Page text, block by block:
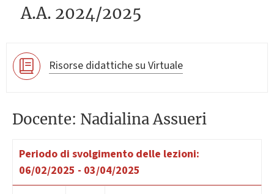
A.A. 2024/2025
Risorse didattiche su Virtuale
Docente: Nadialina Assueri
Periodo di svolgimento delle lezioni:
06/02/2025 - 03/04/2025